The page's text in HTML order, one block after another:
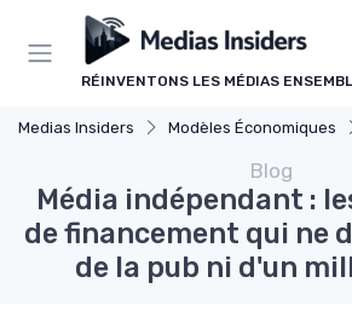
RÉINVENTONS LES MÉDIAS
Medias Insiders Modèles Économiques
Blog
Média indépendant :
de financement qui ne
de la pub ni d'un
Panneau de gestion des cookies